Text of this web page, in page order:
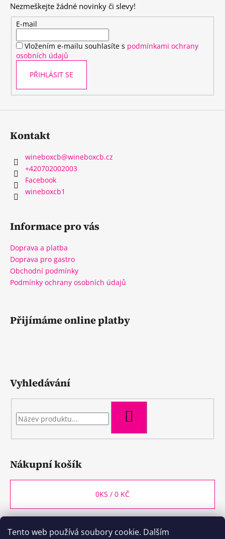
Tento web používá soubory cookie. Dalším
Nezmeškejte žádné novinky či slevy!
E-mail
Vložením e-mailu souhlasíte s podmínkami ochrany
osobních údajů
PŘIHLÁSIT SE
Kontakt
wineboxcb@wineboxcb.cz
+420702002003
Facebook
wineboxcb1
Informace pro vás
Doprava a platba
Doprava pro gastro
Obchodní podmínky
Podmínky ochrany osobních údajů
Přijímáme online platby
Vyhledávání
Nákupní košík
0KS / 0 KČ